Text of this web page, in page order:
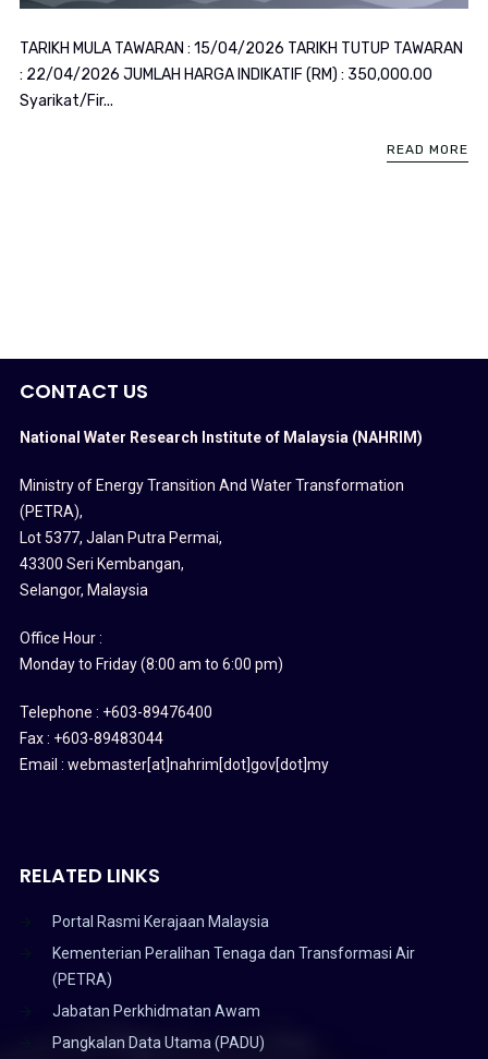
TARIKH MULA TAWARAN : 15/04/2026 TARIKH TUTUP TAWARAN
: 22/04/2026 JUMLAH HARGA INDIKATIF (RM) : 350,000.00
Syarikat/Fir...
READ MORE
CONTACT US
National Water Research Institute of Malaysia (NAHRIM)
Ministry of Energy Transition And Water Transformation
(PETRA),
Lot 5377, Jalan Putra Permai,
43300 Seri Kembangan,
Selangor, Malaysia
Office Hour :
Monday to Friday (8:00 am to 6:00 pm)
Telephone : +603-89476400
Fax : +603-89483044
Email : webmaster[at]nahrim[dot]gov[dot]my
RELATED LINKS
Portal Rasmi Kerajaan Malaysia
Kementerian Peralihan Tenaga dan Transformasi Air
(PETRA)
Jabatan Perkhidmatan Awam
Pangkalan Data Utama (PADU)